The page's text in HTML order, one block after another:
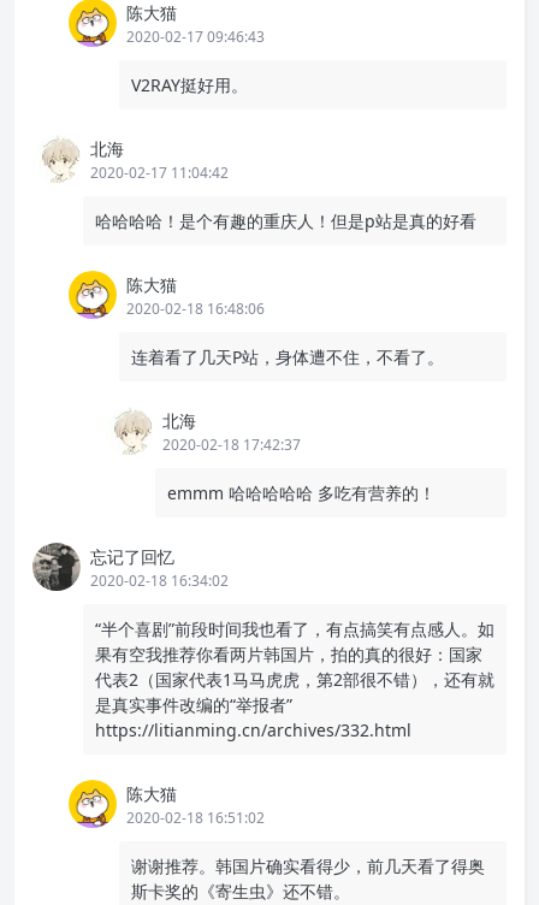
陈大猫
2020-02-17 09:46:43
V2RAY挺好用。
北海
2020-02-17 11:04:42
哈哈哈哈！是个有趣的重庆人！但是p站是真的好看
陈大猫
2020-02-18 16:48:06
连着看了几天P站，身体遭不住，不看了。
北海
2020-02-18 17:42:37
emmm 哈哈哈哈哈 多吃有营养的！
忘记了回忆
2020-02-18 16:34:02
“半个喜剧”前段时间我也看了，有点搞笑有点感人。如
果有空我推荐你看两片韩国片，拍的真的很好：国家
代表2（国家代表1马马虎虎，第2部很不错），还有就
是真实事件改编的“举报者”
https://litianming.cn/archives/332.html
陈大猫
2020-02-18 16:51:02
谢谢推荐。韩国片确实看得少，前几天看了得奥
斯卡奖的《寄生虫》还不错。